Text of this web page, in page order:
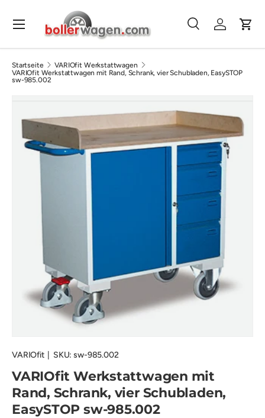
Direkt zum Inhalt
Suchen
SucheEinloggen
Menü
Startseite
VARIOfit Werkstattwagen
VARIOfit Werkstattwagen mit Rand, Schrank, vier Schubladen, EasySTOP
sw-985.002
VARIOfit| SKU: sw-985.002
VARIOfit Werkstattwagen mit
Rand, Schrank, vier Schubladen,
EasySTOP sw-985.002